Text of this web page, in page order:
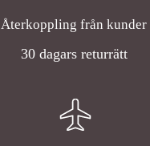
Återkoppling från kunder
30 dagars returrätt